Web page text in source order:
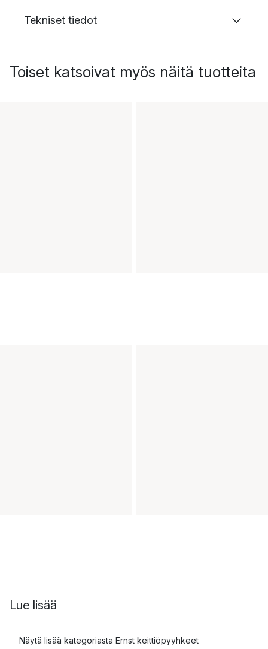
Tekniset tiedot
Toiset katsoivat myös näitä tuotteita
Lue lisää
Näytä lisää kategoriasta Ernst keittiöpyyhkeet